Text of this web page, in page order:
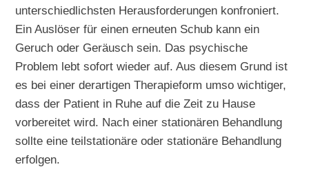
unterschiedlichsten Herausforderungen konfroniert.
Ein Auslöser für einen erneuten Schub kann ein
Geruch oder Geräusch sein. Das psychische
Problem lebt sofort wieder auf. Aus diesem Grund ist
es bei einer derartigen Therapieform umso wichtiger,
dass der Patient in Ruhe auf die Zeit zu Hause
vorbereitet wird. Nach einer stationären Behandlung
sollte eine teilstationäre oder stationäre Behandlung
erfolgen.